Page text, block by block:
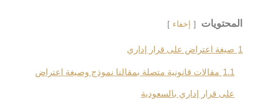
المحتويات إخفاء
1 صيغة اعتراض على قرار إداري
1.1 مقالات قانونية متصلة بمقالنا نموذج وصيغة اعتراض
على قرار إداري بالسعودية